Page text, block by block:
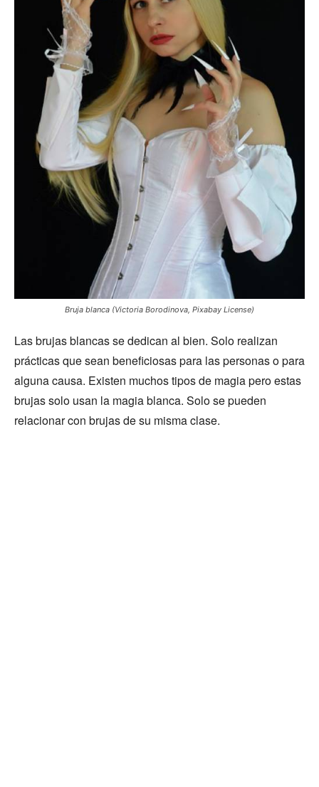
Bruja blanca (Victoria Borodinova, Pixabay License)
Las brujas blancas se dedican al bien. Solo realizan
prácticas que sean beneficiosas para las personas o para
alguna causa. Existen muchos tipos de magia pero estas
brujas solo usan la magia blanca. Solo se pueden
relacionar con brujas de su misma clase.